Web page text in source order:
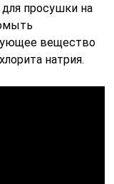
просушки на
вещество
натрия.